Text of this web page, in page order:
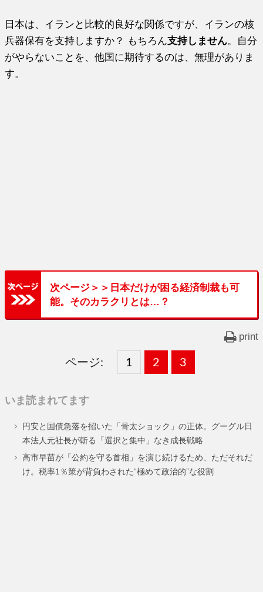
日本は、イランと比較的良好な関係ですが、イランの核
兵器保有を支持しますか？ もちろん支持しません。自分
がやらないことを、他国に期待するのは、無理がありま
す。
次ページ＞＞日本だけが困る経済制裁も可
能。そのカラクリとは…？
print
ページ:
固
ー
ジ
1 ,
固
ー
ジ
2 ,
固
ー
ジ
3
いま読まれてます
円安と国債急落を招いた「骨太ショック」の正体。グーグル日
本法人元社長が斬る「選択と集中」なき成長戦略
高市早苗が「公約を守る首相」を演じ続けるため、ただそれだ
け。税率1％策が背負わされた“極めて政治的”な役割